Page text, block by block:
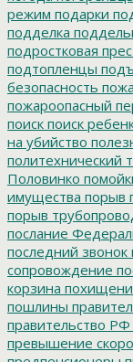
режим подарки
подделка
подростковая
подтопленцы
безопасность
пожароопасный
поиск поиск
на убийство
политехнический
Половинко
имущества порыв
порыв
послание
последний звонок
сопровождение
корзина
пошлины
правительство РФ
превышение